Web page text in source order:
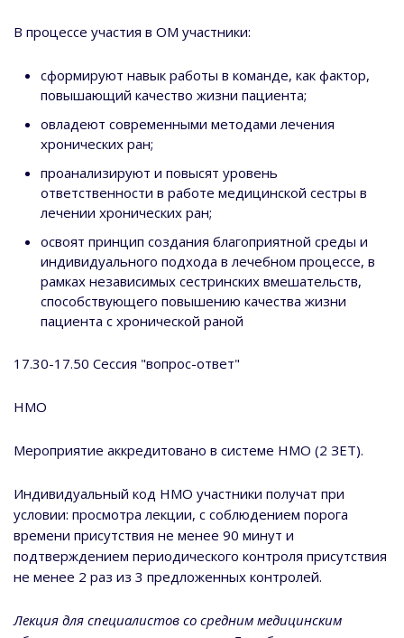
В процессе участия в ОМ участники:
сформируют навык работы в команде, как фактор,
повышающий качество жизни пациента;
овладеют современными методами лечения
хронических ран;
проанализируют и повысят уровень
ответственности в работе медицинской сестры в
лечении хронических ран;
освоят принцип создания благоприятной среды и
индивидуального подхода в лечебном процессе, в
рамках независимых сестринских вмешательств,
способствующего повышению качества жизни
пациента с хронической раной
17.30-17.50 Сессия "вопрос-ответ"
НМО
Мероприятие аккредитовано в системе НМО (2 ЗЕТ).
Индивидуальный код НМО участники получат при
условии: просмотра лекции, с соблюдением порога
времени присутствия не менее 90 минут и
подтверждением периодического контроля присутствия
не менее 2 раз из 3 предложенных контролей.
Лекция для специалистов со средним медицинским